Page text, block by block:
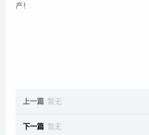
产！
上一篇 暂无
下一篇 暂无